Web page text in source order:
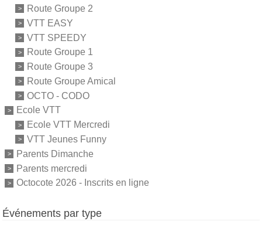
Route Groupe 2
VTT EASY
VTT SPEEDY
Route Groupe 1
Route Groupe 3
Route Groupe Amical
OCTO - CODO
Ecole VTT
Ecole VTT Mercredi
VTT Jeunes Funny
Parents Dimanche
Parents mercredi
Octocote 2026 - Inscrits en ligne
Événements par type